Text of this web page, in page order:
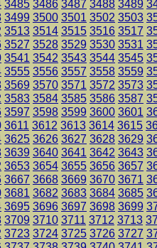
3485 3486 3487 3488 3489
3499 3500 3501 3502 3503
3513 3514 3515 3516 3517
3527 3528 3529 3530 3531
3541 3542 3543 3544 3545
3555 3556 3557 3558 3559
3569 3570 3571 3572 3573
3583 3584 3585 3586 3587
3597 3598 3599 3600 3601
3611 3612 3613 3614 3615
3625 3626 3627 3628 3629
3639 3640 3641 3642 3643
3653 3654 3655 3656 3657
3667 3668 3669 3670 3671
3681 3682 3683 3684 3685
3695 3696 3697 3698 3699
3709 3710 3711 3712 3713
3723 3724 3725 3726 3727